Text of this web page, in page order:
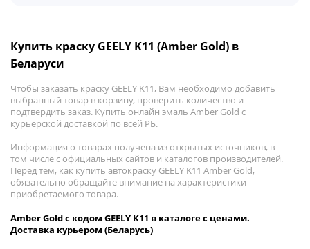
Купить краску GEELY K11 (Amber Gold) в
Беларуси
Чтобы заказать краску GEELY K11, Вам необходимо добавить
выбранный товар в корзину, проверить количество и
подтвердить заказ. Купить онлайн эмаль Amber Gold с
курьерской доставкой по всей РБ.
Информация о товарах получена из открытых источников, в
том числе с официальных сайтов и каталогов производителей.
Перед тем, как купить автокраску GEELY K11 Amber Gold,
обязательно обращайте внимание на характеристики
приобретаемого товара.
Amber Gold с кодом GEELY K11 в каталоге с ценами.
Доставка курьером (Беларусь)